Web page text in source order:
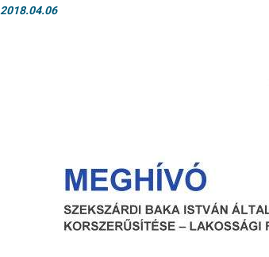
2018.04.06